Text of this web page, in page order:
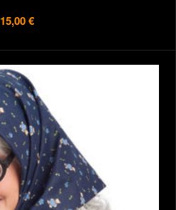
15,00 €